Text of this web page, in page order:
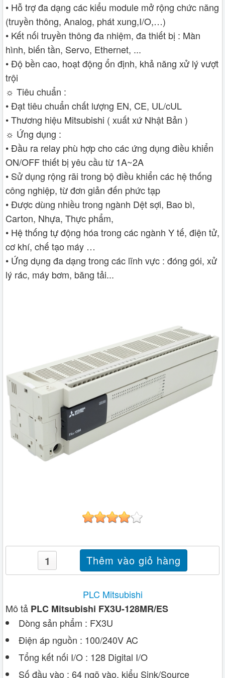
• Hỗ trợ đa dạng các kiểu module mở rộng chức năng
(truyền thông, Analog, phát xung,I/O,…)
• Kết nối truyền thông đa nhiệm, đa thiết bị : Màn
hình, biến tần, Servo, Ethernet, ...
• Độ bền cao, hoạt động ổn định, khả năng xử lý vượt
trội
☼ Tiêu chuẩn :
• Đạt tiêu chuẩn chất lượng EN, CE, UL/cUL
• Thương hiệu Mitsubishi ( xuất xứ Nhật Bản )
☼ Ứng dụng :
• Đầu ra relay phù hợp cho các ứng dụng điều khiển
ON/OFF thiết bị yêu cầu từ 1A~2A
• Sử dụng rộng rãi trong bộ điều khiển các hệ thống
công nghiệp, từ đơn giản đến phức tạp
• Được dùng nhiều trong ngành Dệt sợi, Bao bì,
Carton, Nhựa, Thực phẩm,
• Hệ thống tự động hóa trong các ngành Y tế, điện tử,
cơ khí, chế tạo máy …
• Ứng dụng đa dạng trong các lĩnh vực : đóng gói, xử
lý rác, máy bơm, băng tải...
PLC Mitsubishi
Mô tả PLC Mitsubishi FX3U-128MR/ES
Dòng sản phẩm : FX3U
Điện áp nguồn : 100/240V AC
Tổng kết nối I/O : 128 Digital I/O
Số đầu vào : 64 ngõ vào, kiểu Sink/Source